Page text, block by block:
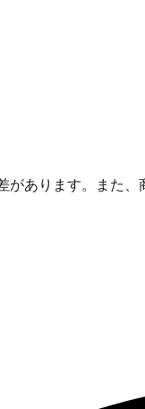
あります。また